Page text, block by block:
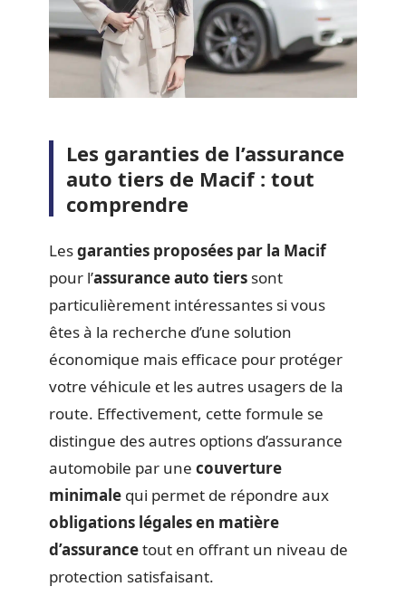
Les garanties de l’assurance
auto tiers de Macif : tout
comprendre
Lesgaranties proposées par la Macif
pour l’assurance auto tiers sont
particulièrement intéressantes si vous
êtes à la recherche d’une solution
économique mais efficace pour protéger
votre véhicule et les autres usagers de la
route. Effectivement, cette formule se
distingue des autres options d’assurance
automobile par une couverture
minimale qui permet de répondre aux
obligations légales en matière
d’assurancetout en offrant un niveau de
protection satisfaisant.